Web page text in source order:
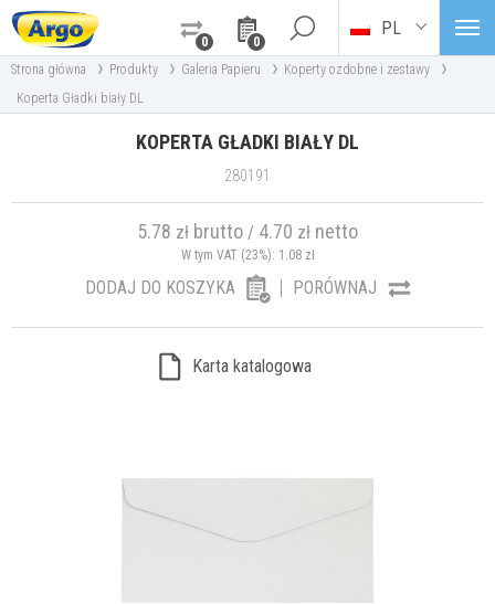
0
0
PL
Strona główna › Produkty › Galeria Papieru › Koperty ozdobne i zestawy ›
Koperta Gładki biały DL
KOPERTA GŁADKI BIAŁY DL
280191
5.78 zł brutto / 4.70 zł netto
W tym VAT (23%): 1.08zł
DODAJ DO KOSZYKA PORÓWNAJ
Karta katalogowa